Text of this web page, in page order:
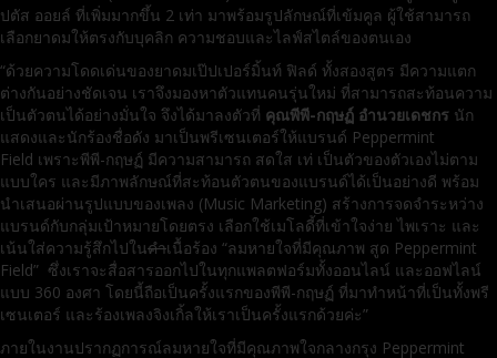
ปตัส ออยล์ ที่เพิ่มมากขึ้น 2 เท่า มาพร้อมรูปลักษณ์ที่เข้มคูล ผู้ใช้สามารถ
เลือกยาดมให้ตรงกับบุคลิก ความชอบและไลฟ์สไตล์ของตนเอง
“ด้วยความโดดเด่นของยาดมเป๊ปเปอร์มิ้นท์ ฟิลด์ ทั้งสองสูตร มีความแตก
ต่างกันอย่างชัดเจน เราจึงมองหาตัวแทนคนรุ่นใหม่ ที่สามารถสะท้อนความ
เป็นตัวตนได้อย่างมั่นใจ จึงได้มาลงตัวที่ คุณพีพี-กฤษฏ์ อำนวยเดชกร นัก
แสดงและนักร้องชื่อดัง มาเป็นพรีเซนเตอร์ให้แบรนด์ Peppermint
Field เพราะพีพี-กฤษฏ์ มีความสามารถ สดใส เท่ เป็นตัวของตัวเองไม่ตาม
แบบใคร และมีภาพลักษณ์ที่สะท้อนตัวตนของแบรนด์ได้เป็นอย่างดี พร้อม
นำเสนอผ่านรูปแบบของเพลง (Music Marketing) สร้างการจดจำระหว่าง
แบรนด์กับกลุ่มเป้าหมายโดยตรง เลือกใช้เมโลดี้ที่เข้าใจง่าย ไพเราะ และ
เน้นใส่ความรู้สึกไปในคำเนื้อร้อง “ลมหายใจที่มีคุณภาพ สูด Peppermint
Field” ซึ่งเราจะสื่อสารออกไปในทุกแพลตฟอร์มทั้งออนไลน์ และออฟไลน์
แบบ 360 องศา โดยนี้ถือเป็นครั้งแรกของพีพี-กฤษฏ์ ที่มาทำหน้าที่เป็นทั้งพรี
เซนเตอร์ และร้องเพลงจิงเกิ้ลให้เราเป็นครั้งแรกด้วยค่ะ”
ภายในงานปรากฏการณ์ลมหายใจที่มีคุณภาพใจกลางกรุง Peppermint